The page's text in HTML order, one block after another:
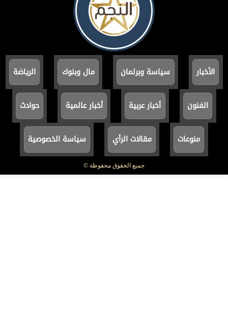
الأخبار سياسة وبرلمان مال وبنوك الرياضة
الفنون أخبار عربية أخبار عالمية حوادث
منوعات مقالات الرأي سياسة الخصوصية
جميع الحقوق محفوظة ©